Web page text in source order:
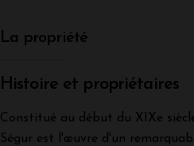
La propriété
Histoire et propriétaires
Constitué au début du XIXe
Ségur est l'œuvre d'un